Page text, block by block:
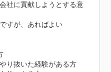
社に貢献しようとする意
すが、あればよい
り抜いた経験がある方